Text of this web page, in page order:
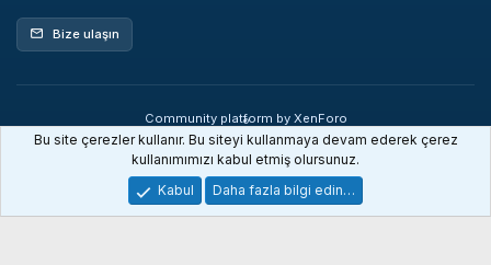
mail Bize ulaşın
Community platform by XenForo
®
© 2010-2026 XenForo Ltd.
XenDev Forum İstatistik sistemi
Bu site çerezler kullanır. Bu siteyi kullanmaya devam ederek çerez
kullanımımızı kabul etmiş olursunuz.
Kabul
Daha fazla bilgi edin…